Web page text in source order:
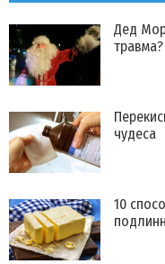
Дед
чудеса
10